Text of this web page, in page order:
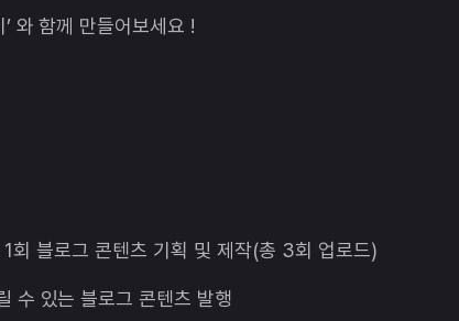
와 함께 만들어보세요 !
블로그 콘텐츠 기획 및 제작(총 3회 업로드)
수 있는 블로그 콘텐츠 발행